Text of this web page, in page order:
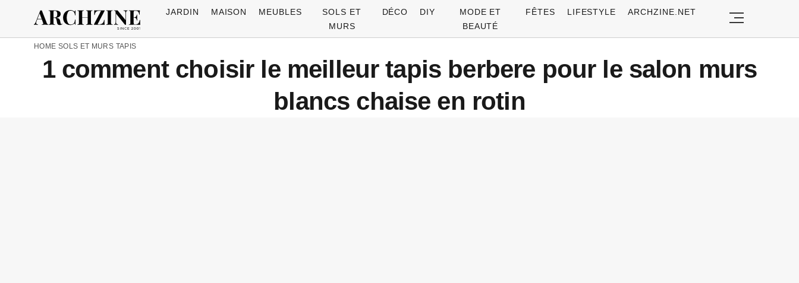
JARDIN MAISON MEUBLES
SOLS ET
MURS
DÉCO DIY
MODE ET
BEAUTÉ
FÊTES LIFESTYLE ARCHZINE.NET
HOME SOLS ET MURS TAPIS
1 comment choisir le meilleur tapis berbere pour le salon murs
blancs chaise en rotin